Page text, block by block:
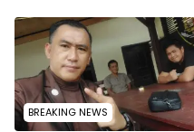
Secara Rutin dan
Menyeluruh
BREAKING NEWS